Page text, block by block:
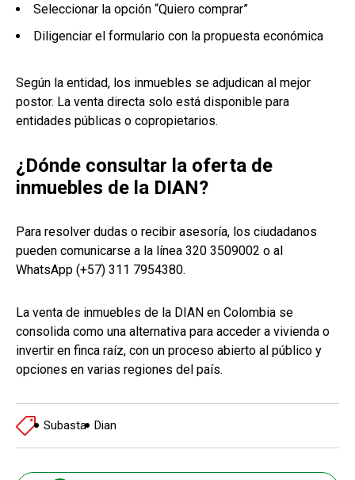
Seleccionar la opción “Quiero comprar”
Diligenciar el formulario con la propuesta económica
Según la entidad, los inmuebles se adjudican al mejor
postor. La venta directa solo está disponible para
entidades públicas o copropietarios.
¿Dónde consultar la oferta de
inmuebles de la DIAN?
Para resolver dudas o recibir asesoría, los ciudadanos
pueden comunicarse a la línea 320 3509002 o al
WhatsApp (+57) 311 7954380.
La venta de inmuebles de la DIAN en Colombia se
consolida como una alternativa para acceder a vivienda o
invertir en finca raíz, con un proceso abierto al público y
opciones en varias regiones del país.
Subasta Dian